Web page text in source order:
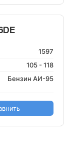
1597
105 - 118
Бензин АИ-95